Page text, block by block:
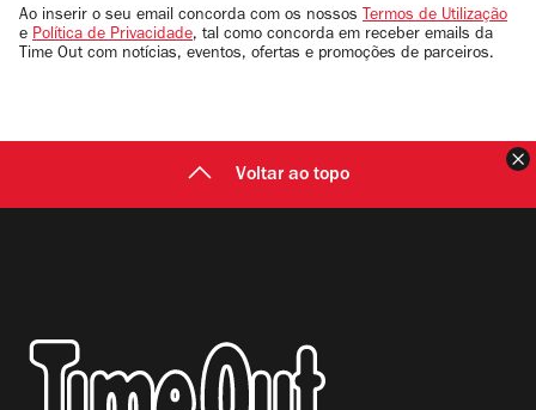
email
Ao inserir o seu email concorda com os nossos Termos de Utilização
e Política de Privacidade, tal como concorda em receber emails da
Time Out com notícias, eventos, ofertas e promoções de parceiros.
Voltar ao topo